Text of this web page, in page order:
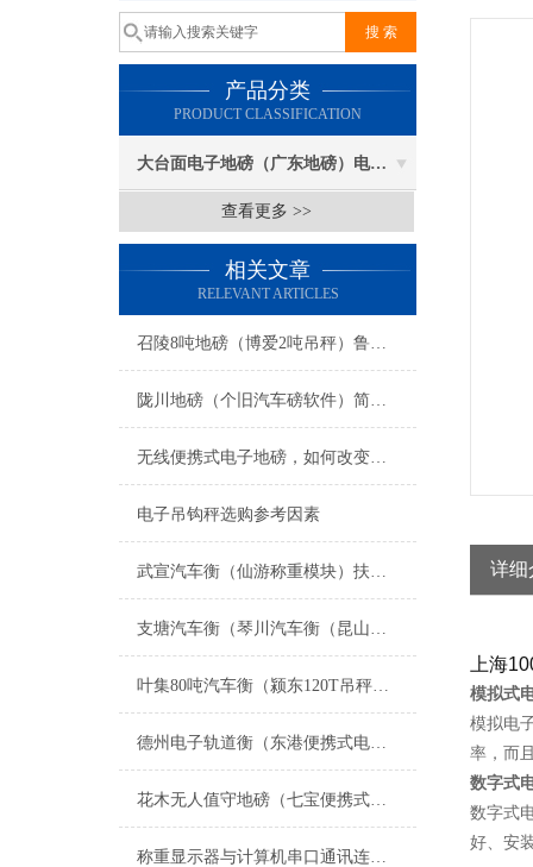
产品分类
PRODUCT CLASSIFICATION
大台面电子地磅（广东地磅）电子汽车衡
查看更多 >>
相关文章
RELEVANT ARTICLES
召陵8吨地磅（博爱2吨吊秤）鲁山电子地磅维修
陇川地磅（个旧汽车磅软件）简阳80T地磅）泸西无线便携式汽车衡维修
无线便携式电子地磅，如何改变称重方式？
电子吊钩秤选购参考因素
武宣汽车衡（仙游称重模块）扶绥防爆秤）延平便携式地磅维修
支塘汽车衡（琴川汽车衡（昆山汽车衡）千灯汽车衡）淀山湖汽车衡维修
叶集80吨汽车衡（颍东120T吊秤）舒城便携式地磅）萧县50吨地磅维修
德州电子轨道衡（东港便携式电磅）惠民移动汽车衡
花木无人值守地磅（七宝便携式汽车衡）漕泾电子秤）梅陇地磅维修
称重显示器与计算机串口通讯连接方式
详细
上海
模拟式
模拟电
率，而
数字式
数字式
好、安